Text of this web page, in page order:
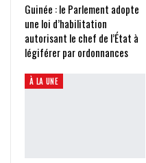
Guinée : le Parlement adopte
une loi d’habilitation
autorisant le chef de l’État à
légiférer par ordonnances
À LA UNE